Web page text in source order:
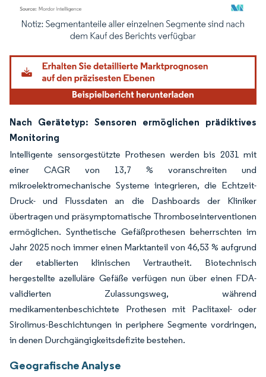
Bild © Mordor Intelligence. Wiederverwendung erfordert Namensnennung
Nach Gerätetyp: Sensoren ermöglichen prädiktives
Monitoring
Intelligente sensorgestützte Prothesen werden bis 2031 mit
einer CAGR von 13,7 % voranschreiten und
mikroelektromechanische Systeme integrieren, die Echtzeit-
Druck- und Flussdaten an die Dashboards der Kliniker
übertragen und präsymptomatische Thromboseinterventionen
ermöglichen. Synthetische Gefäßprothesen beherrschten im
Jahr 2025 noch immer einen Marktanteil von 46,53 % aufgrund
der etablierten klinischen Vertrautheit. Biotechnisch
hergestellte azelluläre Gefäße verfügen nun über einen FDA-
validierten Zulassungsweg, während
medikamentenbeschichtete Prothesen mit Paclitaxel- oder
Sirolimus-Beschichtungen in periphere Segmente vordringen,
in denen Durchgängigkeitsdefizite bestehen.
Geografische Analyse